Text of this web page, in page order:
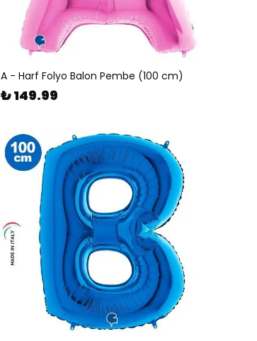
A - Harf Folyo Balon Pembe (100 cm)
₺ 149.99